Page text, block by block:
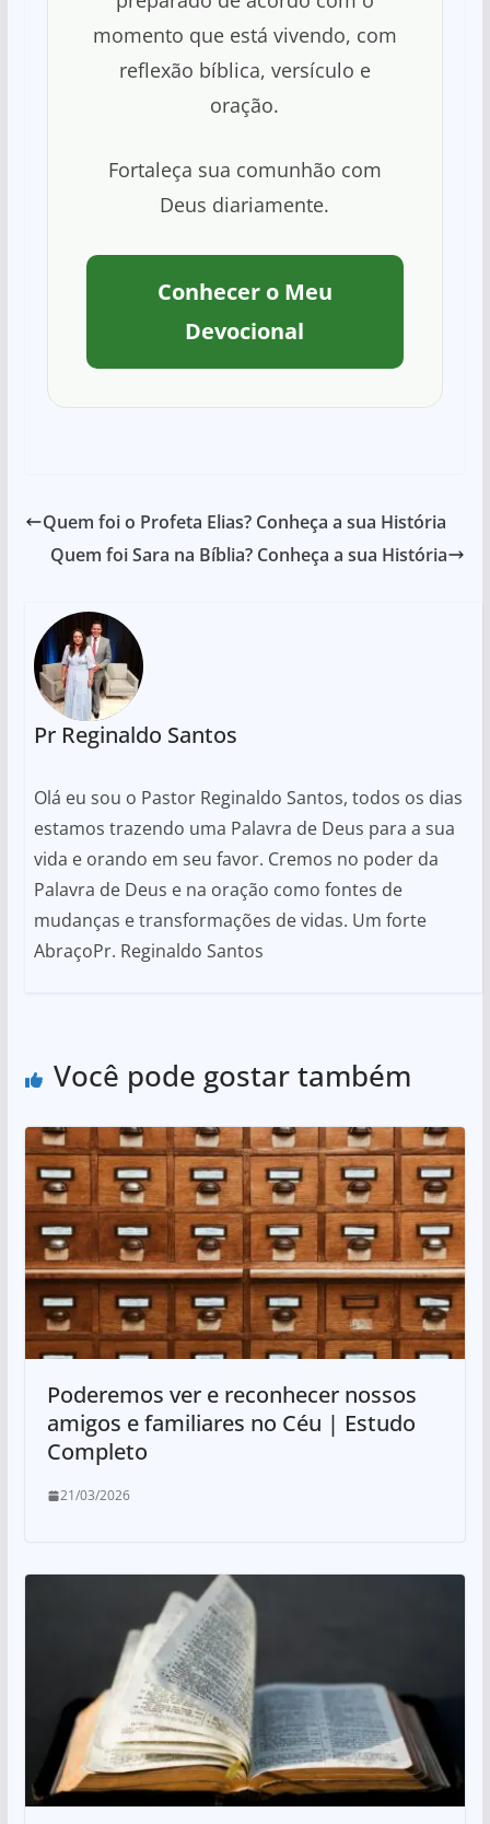
momento que está vivendo, com
reflexão bíblica, versículo e
oração.
Fortaleça sua comunhão com
Deus diariamente.
Conhecer o Meu
Devocional
Quem foi o Profeta Elias? Conheça a sua História
Quem foi Sara na Bíblia? Conheça a sua História
Pr Reginaldo Santos
Olá eu sou o Pastor Reginaldo Santos, todos os dias
estamos trazendo uma Palavra de Deus para a sua
vida e orando em seu favor. Cremos no poder da
Palavra de Deus e na oração como fontes de
mudanças e transformações de vidas. Um forte
AbraçoPr. Reginaldo Santos
Você pode gostar também
Poderemos ver e reconhecer nossos
amigos e familiares no Céu | Estudo
Completo
21/03/2026